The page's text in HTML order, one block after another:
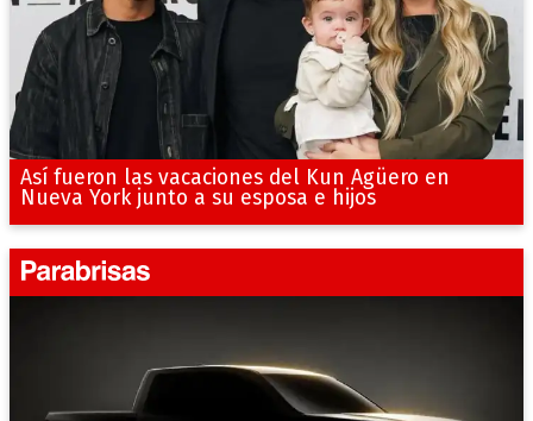
Así fueron las vacaciones del Kun Agüero en
Nueva York junto a su esposa e hijos